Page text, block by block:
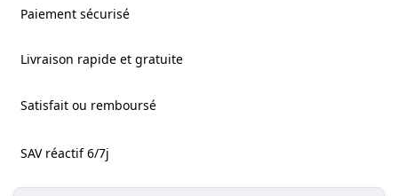
Paiement sécurisé
Livraison rapide et gratuite
Satisfait ou remboursé
SAV réactif 6/7j